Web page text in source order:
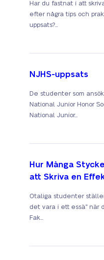
Har du fastnat i att
efter några tips och
uppsats?...
NJHS-uppsats
De studenter som
National Junior Honor
National Junior...
Hur Många
att Skriva en
Otaliga studenter
det vara i ett essä" när
Fak...